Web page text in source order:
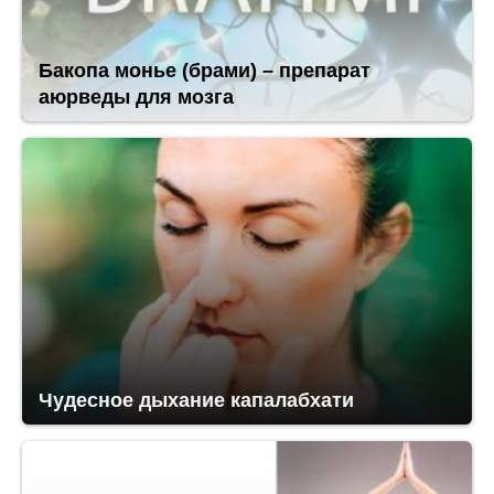
Бакопа монье (брами) – препарат
аюрведы для мозга
Чудесное дыхание капалабхати